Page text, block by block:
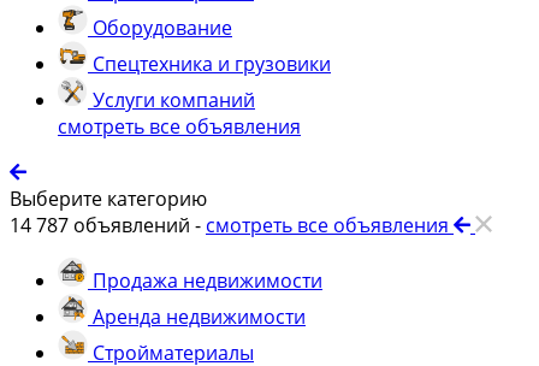
Оборудование
Спецтехника и грузовики
Услуги компаний
смотреть все объявления
Выберите категорию
14 787 объявлений - смотреть все объявления
Продажа недвижимости
Аренда недвижимости
Стройматериалы